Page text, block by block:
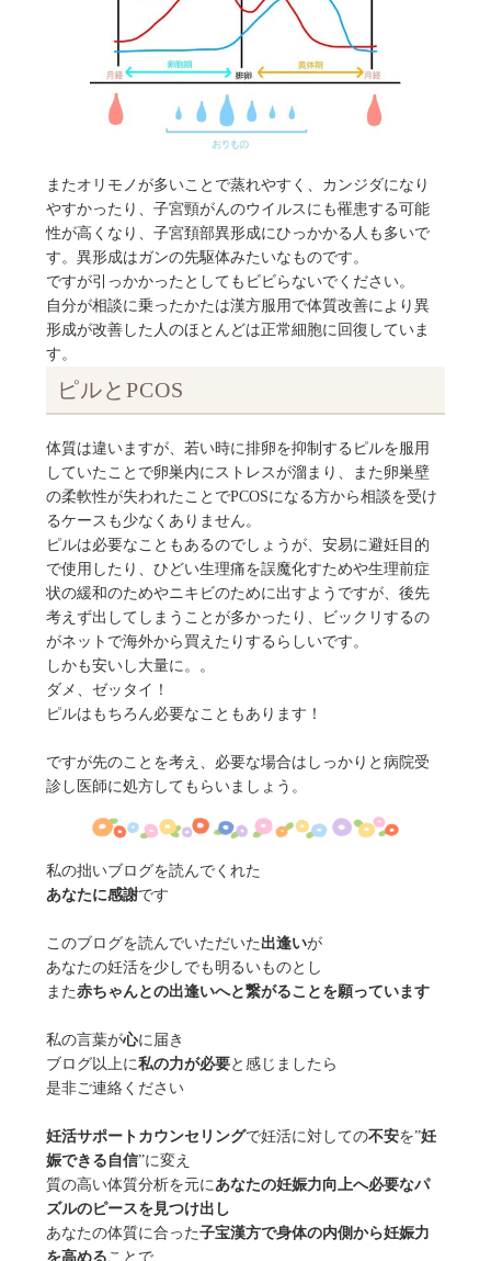
またオリモノが多いことで蒸れやすく、カンジダになり
やすかったり、子宮頸がんのウイルスにも罹患する可能
性が高くなり、子宮頚部異形成にひっかかる人も多いで
す。異形成はガンの先駆体みたいなものです。
ですが引っかかったとしてもビビらないでください。
自分が相談に乗ったかたは漢方服用で体質改善により異
形成が改善した人のほとんどは正常細胞に回復していま
す。
ピルとPCOS
体質は違いますが、若い時に排卵を抑制するピルを服用
していたことで卵巣内にストレスが溜まり、また卵巣壁
の柔軟性が失われたことでPCOSになる方から相談を受け
るケースも少なくありません。
ピルは必要なこともあるのでしょうが、安易に避妊目的
で使用したり、ひどい生理痛を誤魔化すためや生理前症
状の緩和のためやニキビのために出すようですが、後先
考えず出してしまうことが多かったり、ビックリするの
がネットで海外から買えたりするらしいです。
しかも安いし大量に。。
ダメ、ゼッタイ！
ピルはもちろん必要なこともあります！
ですが先のことを考え、必要な場合はしっかりと病院受
診し医師に処方してもらいましょう。
私の拙いブログを読んでくれた
あなたに感謝です
このブログを読んでいただいた 出逢いが
あなたの妊活を少しでも明るいものとし
また赤ちゃんとの出逢いへと繋がることを願っています
私の言葉が心に届き
ブログ以上に私の力が必要と感じましたら
是非ご連絡ください
妊活サポートカウンセリングで妊活に対しての不安を”妊
娠できる自信”に変え
質の高い体質分析を元に あなたの妊娠力向上へ必要なパ
ズルのピースを見つけ出し
あなたの体質に合った子宝漢方で身体の内側から妊娠力
を高める ことで